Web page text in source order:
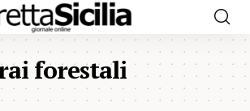
forestali